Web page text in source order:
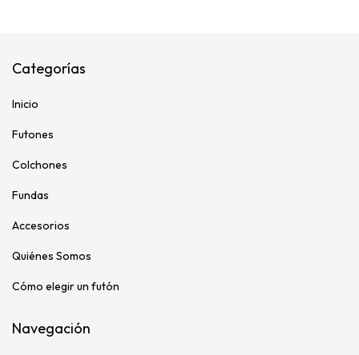
Categorías
Inicio
Futones
Colchones
Fundas
Accesorios
Quiénes Somos
Cómo elegir un futón
Navegación